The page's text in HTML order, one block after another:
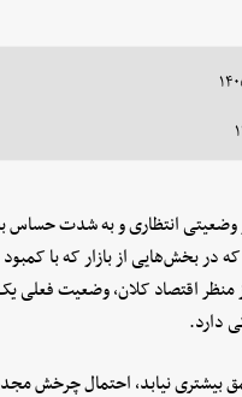
وضعیتی انتظاری و به شدت حساس
بخش‌هایی از بازار که با کمبود
اقتصاد کلان، وضعیت فعلی
دارد.
نیابد، احتمال چرخش مجدد